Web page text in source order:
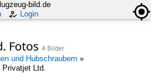
bild.de
Login
Fotos 4 Bilder
und Hubschraubern »
Privatjet Ltd.